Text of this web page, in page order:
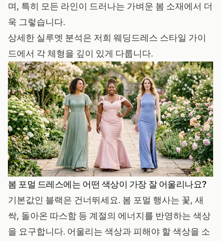
며, 특히 모든 라인이 드러나는 가벼운 봄 소재에서 더
욱 그렇습니다.
상세한 실루엣 분석은 저희 웨딩드레스 스타일 가이
드에서 각 체형을 깊이 있게 다룹니다.
봄 포멀 드레스에는 어떤 색상이 가장 잘 어울리나요?
기본값인 블랙은 건너뛰세요. 봄 포멀 행사는 꽃, 새
싹, 돌아온 따스함 등 계절의 에너지를 반영하는 색상
을 요구합니다. 어울리는 색상과 피해야 할 색상을 소